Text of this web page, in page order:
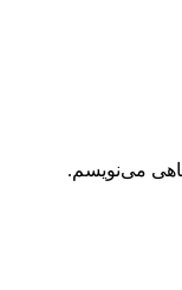
می‌نویسم.